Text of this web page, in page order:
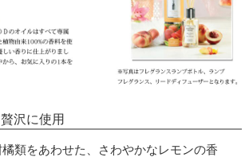
沢に使用
類をあわせた、さわやかなレモンの香